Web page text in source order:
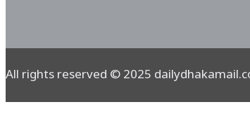
All rights reserved © 2025